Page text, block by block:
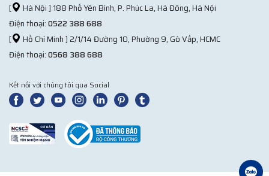
[
Hà Nội ] 188 Phố Yên Bình, P. Phúc La, Hà Đông, Hà Nội
Điện thoại:0522 388 688
[
Hồ Chí Minh ] 2/1/14 Đường 10, Phường 9, Gò Vấp, HCMC
Điện thoại:0568 388 688
Kết nối với chúng tôi qua Social